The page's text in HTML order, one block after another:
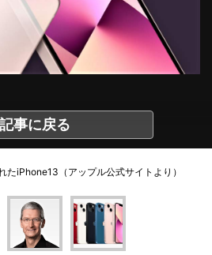
記事に戻る
たiPhone13（アップル公式サイトより）